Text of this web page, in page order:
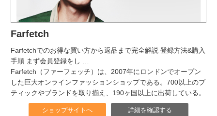
Farfetch
Farfetchでのお得な買い方から返品まで完全解説 登録方法&購入
手順 まず会員登録をし
Farfetch（ファーフェッチ）は、2007年にロンドンでオープン
した巨大オンラインファッションショップである。700以上のブ
ティックやブランドを取り揃え、190ヶ国以上に出荷している。
ショップサイトへ 詳細を確認する